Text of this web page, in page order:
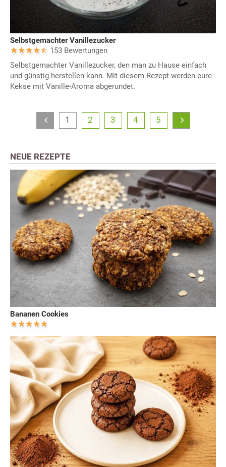
Selbstgemachter Vanillezucker
153 Bewertungen
Selbstgemachter Vanillezucker, den man zu Hause einfach
und günstig herstellen kann. Mit diesem Rezept werden eure
Kekse mit Vanille-Aroma abgerundet.
1 2 3 4 5
NEUE REZEPTE
Bananen Cookies